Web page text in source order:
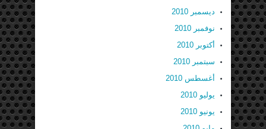
ديسمبر 2010
نوفمبر 2010
أكتوبر 2010
سبتمبر 2010
أغسطس 2010
يوليو 2010
يونيو 2010